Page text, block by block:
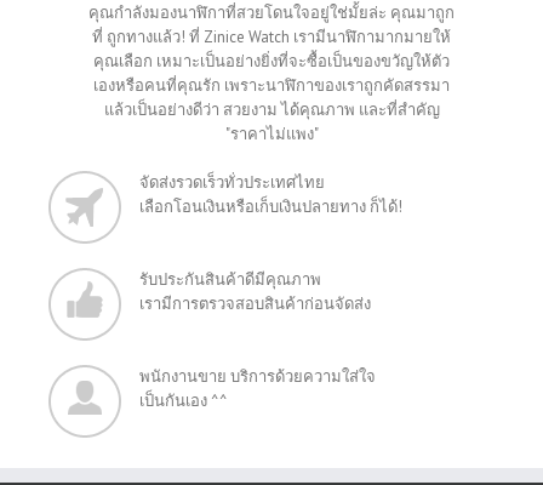
คุณกำลังมองนาฬิกาที่สวยโดนใจอยู่ใช่มั้ยล่ะ คุณมาถูก
ที่ ถูกทางแล้ว! ที่ Zinice Watch เรามีนาฬิกามากมายให้
คุณเลือก เหมาะเป็นอย่างยิ่งที่จะซื้อเป็นของขวัญให้ตัว
เองหรือคนที่คุณรัก เพราะนาฬิกาของเราถูกคัดสรรมา
แล้วเป็นอย่างดีว่า สวยงาม ได้คุณภาพ และที่สำคัญ
"ราคาไม่แพง"
จัดส่งรวดเร็วทั่วประเทศไทย
เลือกโอนเงินหรือเก็บเงินปลายทาง ก็ได้!
รับประกันสินค้าดีมีคุณภาพ
เรามีการตรวจสอบสินค้าก่อนจัดส่ง
พนักงานขาย บริการด้วยความใส่ใจ
เป็นกันเอง ^^